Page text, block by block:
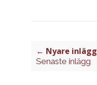
← Nyare inlägg
Senaste inlägg